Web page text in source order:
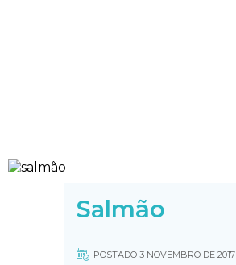
Salmão
POSTADO 3 NOVEMBRO DE 2017